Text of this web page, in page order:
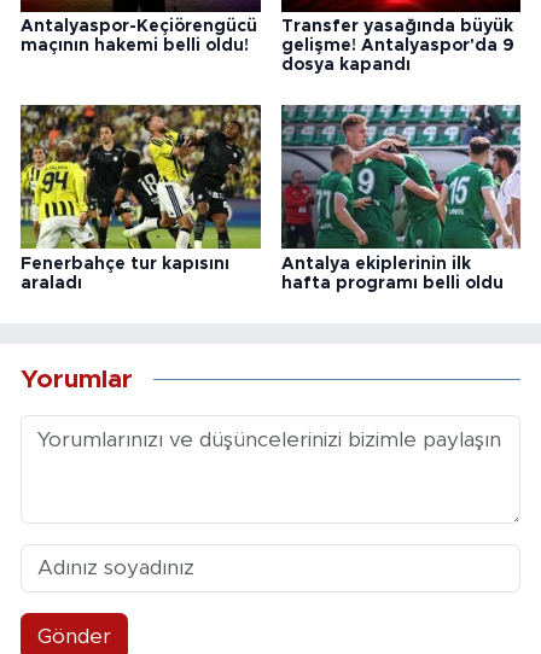
Antalyaspor-Keçiörengücü
maçının hakemi belli oldu!
Transfer yasağında büyük
gelişme! Antalyaspor'da 9
dosya kapandı
Fenerbahçe tur kapısını
araladı
Antalya ekiplerinin ilk
hafta programı belli oldu
Yorumlar
Gönder